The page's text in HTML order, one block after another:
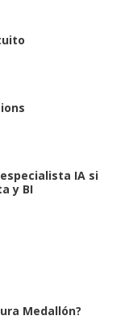
IA si
y BI
Medallón?